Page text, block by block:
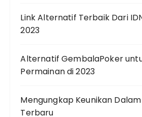
Link Alternatif Terbaik Dari
2023
Alternatif GembalaPoker
Permainan di 2023
Mengungkap Keunikan
Terbaru